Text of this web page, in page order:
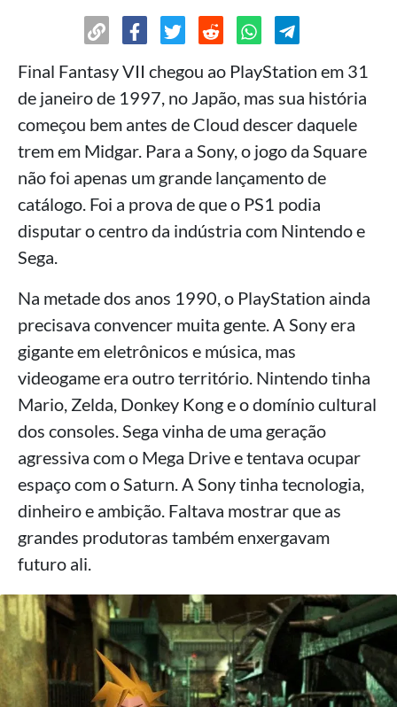
Final Fantasy VII chegou ao PlayStation em 31
de janeiro de 1997, no Japão, mas sua história
começou bem antes de Cloud descer daquele
trem em Midgar. Para a Sony, o jogo da Square
não foi apenas um grande lançamento de
catálogo. Foi a prova de que o PS1 podia
disputar o centro da indústria com Nintendo e
Sega.
Na metade dos anos 1990, o PlayStation ainda
precisava convencer muita gente. A Sony era
gigante em eletrônicos e música, mas
videogame era outro território. Nintendo tinha
Mario, Zelda, Donkey Kong e o domínio cultural
dos consoles. Sega vinha de uma geração
agressiva com o Mega Drive e tentava ocupar
espaço com o Saturn. A Sony tinha tecnologia,
dinheiro e ambição. Faltava mostrar que as
grandes produtoras também enxergavam
futuro ali.